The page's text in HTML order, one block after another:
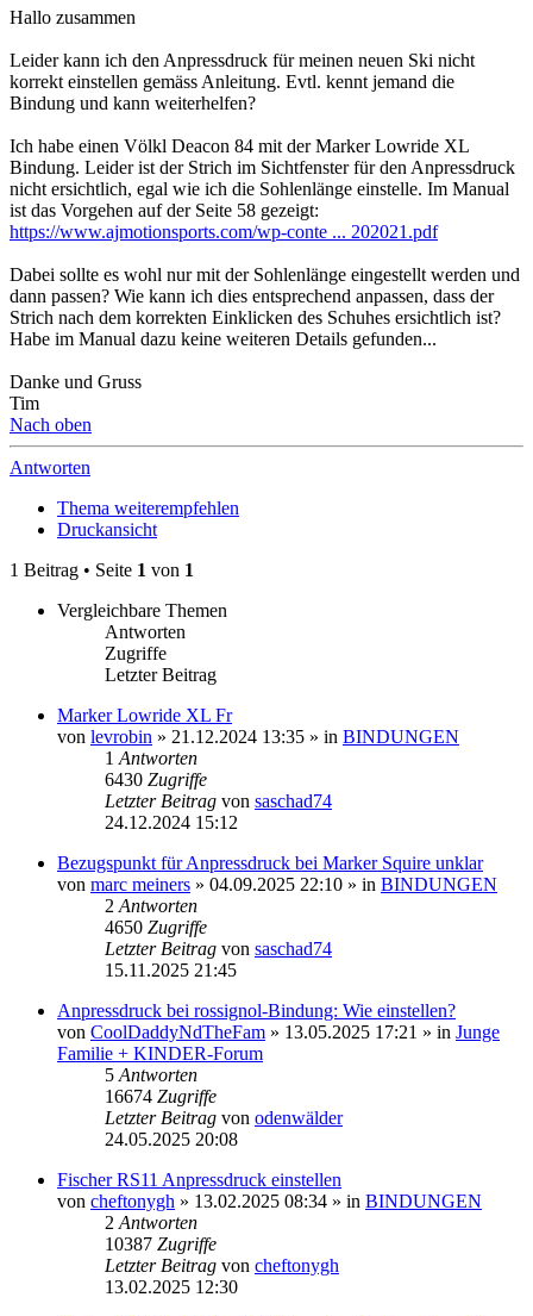
Hallo zusammen
Leider kann ich den Anpressdruck für meinen neuen Ski nicht
korrekt einstellen gemäss Anleitung. Evtl. kennt jemand die
Bindung und kann weiterhelfen?
Ich habe einen Völkl Deacon 84 mit der Marker Lowride XL
Bindung. Leider ist der Strich im Sichtfenster für den Anpressdruck
nicht ersichtlich, egal wie ich die Sohlenlänge einstelle. Im Manual
ist das Vorgehen auf der Seite 58 gezeigt:
https://www.ajmotionsports.com/wp-conte ... 202021.pdf
Dabei sollte es wohl nur mit der Sohlenlänge eingestellt werden und
dann passen? Wie kann ich dies entsprechend anpassen, dass der
Strich nach dem korrekten Einklicken des Schuhes ersichtlich ist?
Habe im Manual dazu keine weiteren Details gefunden...
Danke und Gruss
Tim
Nach oben
Antworten
Thema weiterempfehlen
Druckansicht
1 Beitrag • Seite 1 von 1
Vergleichbare Themen
Antworten
Zugriffe
Letzter Beitrag
Marker Lowride XL Fr
von levrobin » 21.12.2024 13:35 » in BINDUNGEN
1 Antworten
6430 Zugriffe
Letzter Beitrag von saschad74
24.12.2024 15:12
Bezugspunkt für Anpressdruck bei Marker Squire unklar
von marc meiners » 04.09.2025 22:10 » in BINDUNGEN
2 Antworten
4650 Zugriffe
Letzter Beitrag von saschad74
15.11.2025 21:45
Anpressdruck bei rossignol-Bindung: Wie einstellen?
von CoolDaddyNdTheFam » 13.05.2025 17:21 » in Junge
Familie + KINDER-Forum
5 Antworten
16674 Zugriffe
Letzter Beitrag von odenwälder
24.05.2025 20:08
Fischer RS11 Anpressdruck einstellen
von cheftonygh » 13.02.2025 08:34 » in BINDUNGEN
2 Antworten
10387 Zugriffe
Letzter Beitrag von cheftonygh
13.02.2025 12:30